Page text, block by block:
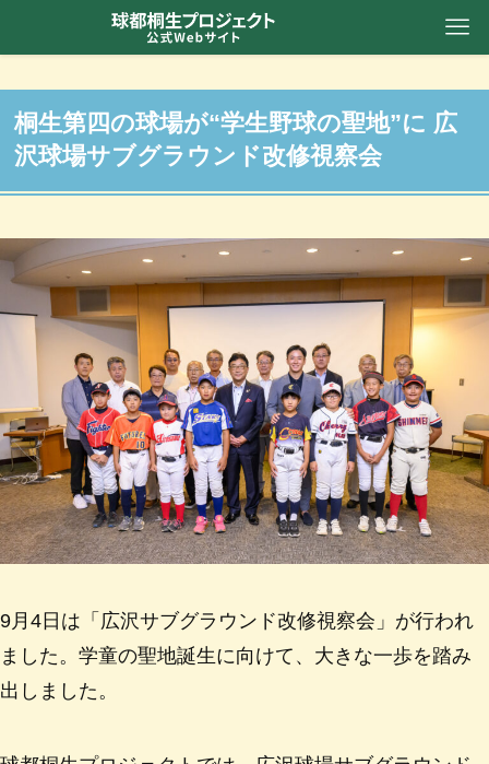
桐生第四の球場が“学生野球の聖地”に 広
沢球場サブグラウンド改修視察会
9月4日は「広沢サブグラウンド改修視察会」が行われ
ました。学童の聖地誕生に向けて、大きな一歩を踏み
出しました。